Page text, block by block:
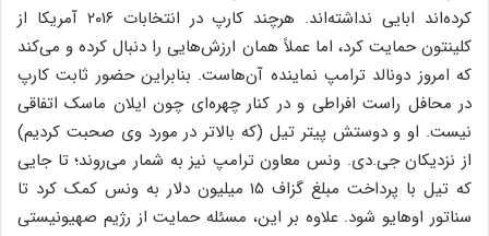
کرده‌اند ابایی نداشته‌اند. هرچند کارپ در انتخابات ۲۰۱۶ آمریکا از
کلینتون حمایت کرد، اما عملاً همان ارزش‌هایی را دنبال کرده و می‌کند
که امروز دونالد ترامپ نماینده آن‌هاست. بنابراین حضور ثابت کارپ
در محافل راست افراطی و در کنار چهره‌ای چون ایلان ماسک اتفاقی
نیست. او و دوستش پیتر تیل (که بالاتر در مورد وی صحبت کردیم)
از نزدیکان جی.دی. ونس معاون ترامپ نیز به شمار می‌روند؛ تا جایی
که تیل با پرداخت مبلغ گزاف ۱۵ میلیون دلار به ونس کمک کرد تا
سناتور اوهایو شود. علاوه بر این، مسئله حمایت از رژیم صهیونیستی